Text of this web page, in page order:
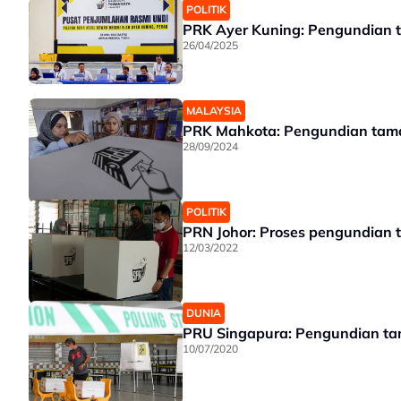
POLITIK
PRK Ayer Kuning:
26/04/2025
MALAYSIA
PRK Mahkota: Pengundian
28/09/2024
POLITIK
PRN Johor: Proses pengundian
12/03/2022
DUNIA
PRU Singapura: Pengundian
10/07/2020